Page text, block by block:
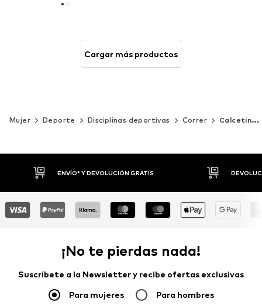
Cargar más productos
Mujer Deporte Disciplinas deportivas Correr Calcetines de correr
DEVOLUCIONES HASTA 30 DÍAS
¡No te pierdas nada!
Suscríbete a la Newsletter y recibe ofertas exclusivas
Para mujeres Para hombres